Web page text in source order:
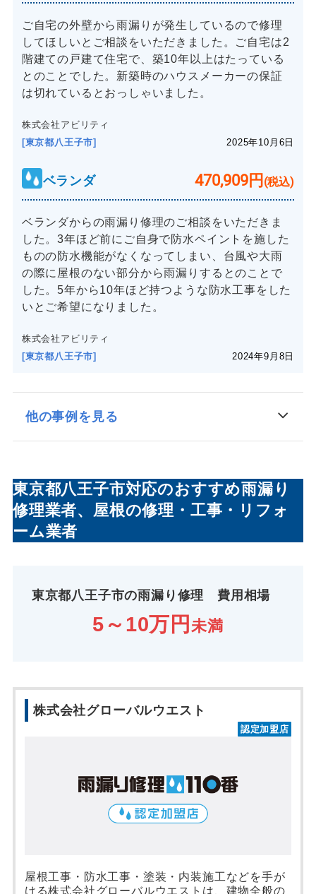
ご自宅の外壁から雨漏りが発生しているので修理
してほしいとご相談をいただきました。ご自宅は2
階建ての戸建て住宅で、築10年以上はたっている
とのことでした。新築時のハウスメーカーの保証
は切れているとおっしゃいました。
株式会社アビリティ
[東京都八王子市]
2025年10月6日
ベランダ 470,909円(税込)
ベランダからの雨漏り修理のご相談をいただきま
した。3年ほど前にご自身で防水ペイントを施した
ものの防水機能がなくなってしまい、台風や大雨
の際に屋根のない部分から雨漏りするとのことで
した。5年から10年ほど持つような防水工事をした
いとご希望になりました。
株式会社アビリティ
[東京都八王子市]
2024年9月8日
他の事例を見る
東京都八王子市対応のおすすめ雨漏り
修理業者、屋根の修理・工事・リフォ
ーム業者
東京都八王子市の雨漏り修理 費用相場
5～10万円未満
株式会社グローバルウエスト
認定加盟店
屋根工事・防水工事・塗装・内装施工などを手が
ける株式会社グローバルウエストは、建物全般の